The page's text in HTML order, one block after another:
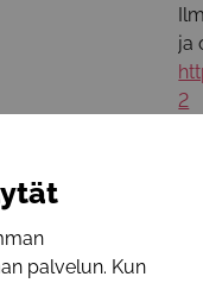
ja
2
palvelun. Kun